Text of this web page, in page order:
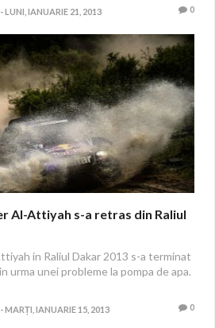
-LUNI, IANUARIE 21, 2013 0
Al-Attiyah s-a retras din Raliul
in Raliul Dakar 2013 s-a terminat
urma unei probleme la pompa de apa.
-MARȚI, IANUARIE 15, 2013 0